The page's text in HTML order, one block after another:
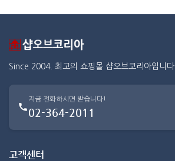
Since 2004. 최고의 쇼핑몰 샵오브코리아입니다.
지금 전화하시면 받습니다!
02-364-2011
고객센터